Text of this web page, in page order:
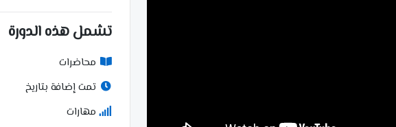
تشمل هذه الدورة
محاضرات
تمت إضافة بتاريخ
مهارات